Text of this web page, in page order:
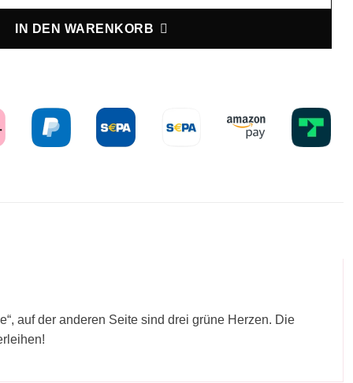
IN DEN WARENKORB
auf der anderen Seite sind drei grüne Herzen. Die